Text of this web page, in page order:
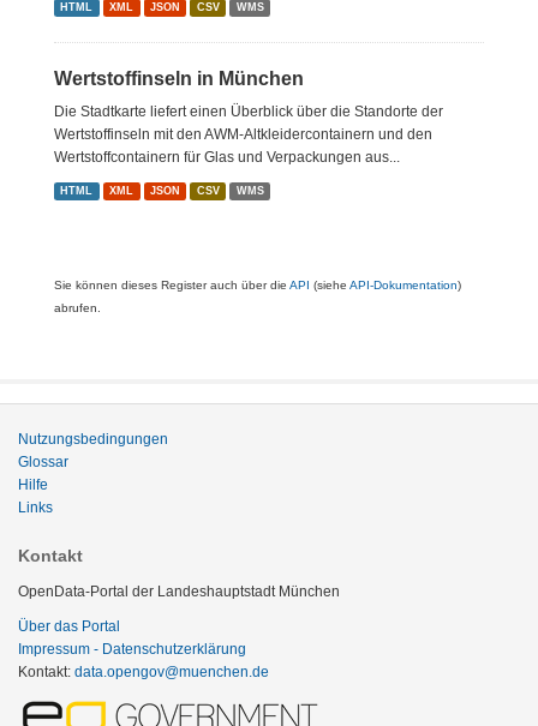
HTML XML JSON CSV WMS
Wertstoffinseln in München
Die Stadtkarte liefert einen Überblick über die Standorte der
Wertstoffinseln mit den AWM-Altkleidercontainern und den
Wertstoffcontainern für Glas und Verpackungen aus...
HTML XML JSON CSV WMS
Sie können dieses Register auch über die API (siehe API-Dokumentation)
abrufen.
Nutzungsbedingungen
Glossar
Hilfe
Links
Kontakt
OpenData-Portal der Landeshauptstadt München
Über das Portal
Impressum - Datenschutzerklärung
Kontakt: data.opengov@muenchen.de